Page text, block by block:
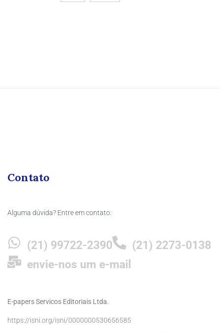
Contato
Alguma dúvida? Entre em contato:
(21) 99722-2390
(21) 2273-0138
envie-nos um e-mail
E-papers Servicos Editoriais Ltda.
https://isni.org/isni/0000000530656585